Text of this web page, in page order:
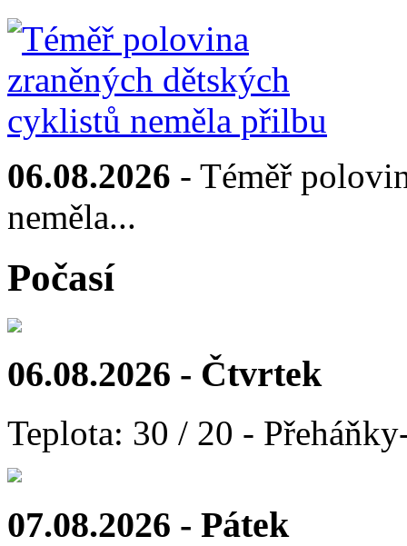
06.08.2026 - Téměř
neměla...
Počasí
06.08.2026 - Čtvrtek
Teplota: 30 / 20 -
07.08.2026 - Pátek